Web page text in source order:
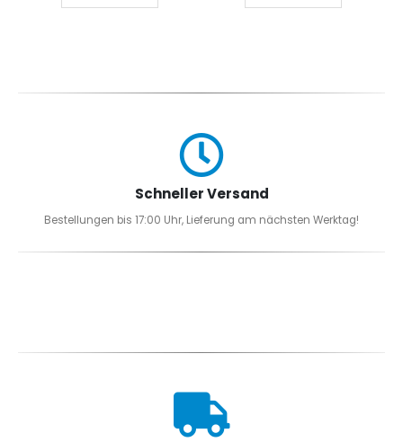
Schneller Versand
Bestellungen bis 17:00 Uhr, Lieferung am nächsten Werktag!